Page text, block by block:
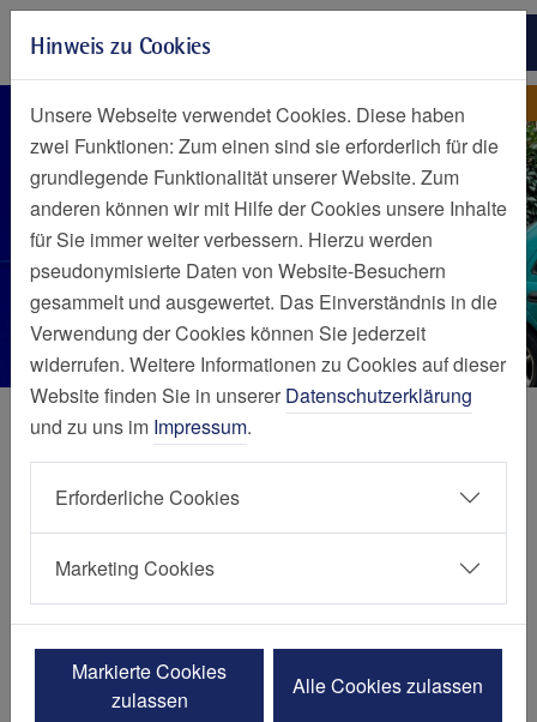
Zur Hauptnavigation springen
Zum Seiteninhalt springen
Zum Seitenende springen
Nachrichten Detailseite
Nachricht
Willkommen im Laurentius
Quartier
24.04.2023
Contilia Pflege und Betreuung, Laurentius Quartier, Contilia,
Karriere, Pflege
Hinweis zu Cookies
Unsere Webseite verwendet Cookies. Diese haben
zwei Funktionen: Zum einen sind sie erforderlich für die
grundlegende Funktionalität unserer Website. Zum
anderen können wir mit Hilfe der Cookies unsere Inhalte
für Sie immer weiter verbessern. Hierzu werden
pseudonymisierte Daten von Website-Besuchern
gesammelt und ausgewertet. Das Einverständnis in die
Verwendung der Cookies können Sie jederzeit
widerrufen. Weitere Informationen zu Cookies auf dieser
Website finden Sie in unserer Datenschutzerklärung
und zu uns im Impressum.
Erforderliche Cookies
Marketing Cookies
Markierte Cookies
zulassen
Alle Cookies zulassen